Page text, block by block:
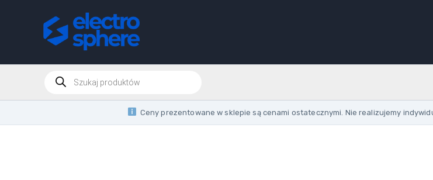
Products
search
Ceny prezentowane w sklepie są cenami ostatecznymi. Nie realizujemy